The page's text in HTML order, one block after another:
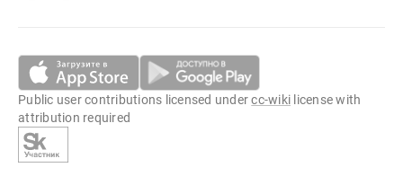
Public user contributions licensed undercc-wiki license with
attribution required